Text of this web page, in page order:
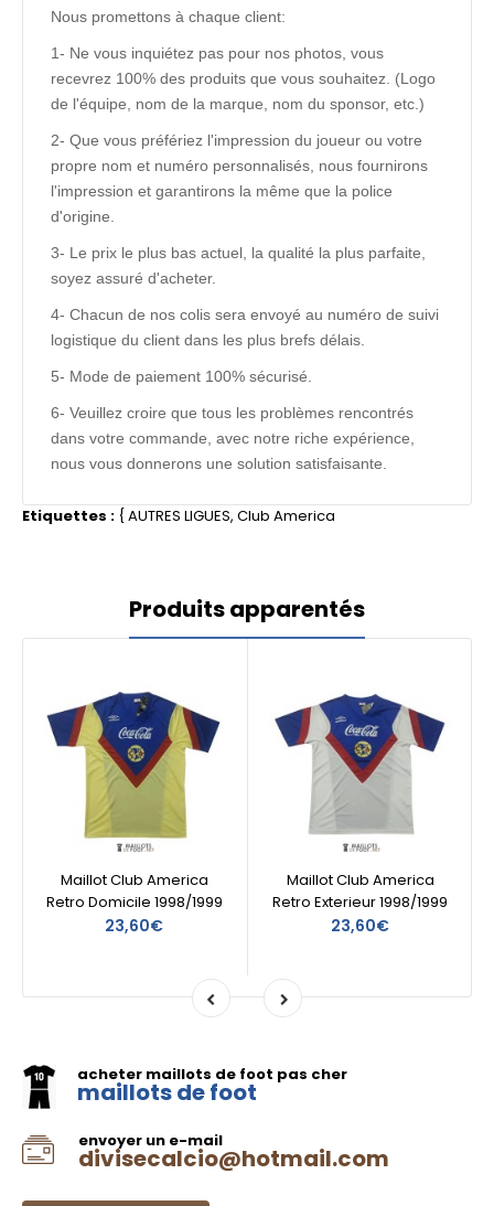
Nous promettons à chaque client:
1- Ne vous inquiétez pas pour nos photos, vous
recevrez 100% des produits que vous souhaitez. (Logo
de l'équipe, nom de la marque, nom du sponsor, etc.)
2- Que vous préfériez l'impression du joueur ou votre
propre nom et numéro personnalisés, nous fournirons
l'impression et garantirons la même que la police
d'origine.
3- Le prix le plus bas actuel, la qualité la plus parfaite,
soyez assuré d'acheter.
4- Chacun de nos colis sera envoyé au numéro de suivi
logistique du client dans les plus brefs délais.
5- Mode de paiement 100% sécurisé.
6- Veuillez croire que tous les problèmes rencontrés
dans votre commande, avec notre riche expérience,
nous vous donnerons une solution satisfaisante.
Etiquettes : {AUTRES LIGUES, Club America
Produits apparentés
Maillot Club America
Retro Domicile 1998/1999
23,60€
Maillot Club America
Retro Exterieur 1998/1999
23,60€
acheter maillots de foot pas cher
maillots de foot
envoyer un e-mail
divisecalcio@hotmail.com